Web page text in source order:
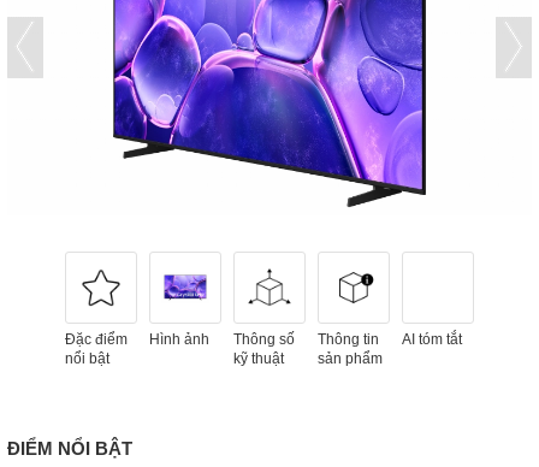
Đặc điểm
nổi bật
Hình ảnh
Thông số
kỹ thuật
Thông tin
sản phẩm
AI tóm tắt
ĐIỂM NỔI BẬT